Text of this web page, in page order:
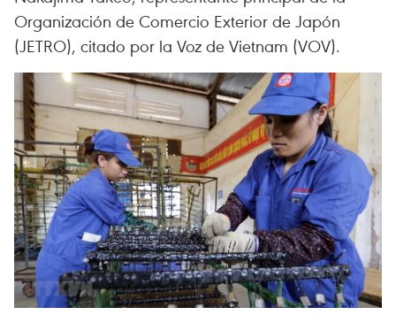
Organización de Comercio Exterior de Japón
(JETRO), citado por la Voz de Vietnam (VOV).